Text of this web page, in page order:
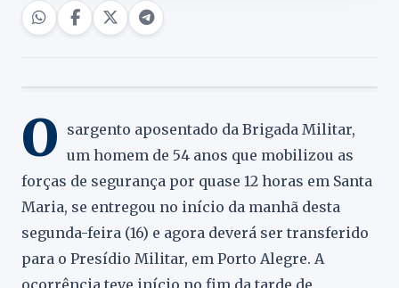
O sargento aposentado da Brigada Militar,
um homem de 54 anos que mobilizou as
forças de segurança por quase 12 horas em Santa
Maria, se entregou no início da manhã desta
segunda-feira (16) e agora deverá ser transferido
para o Presídio Militar, em Porto Alegre. A
ocorrência teve início no fim da tarde de